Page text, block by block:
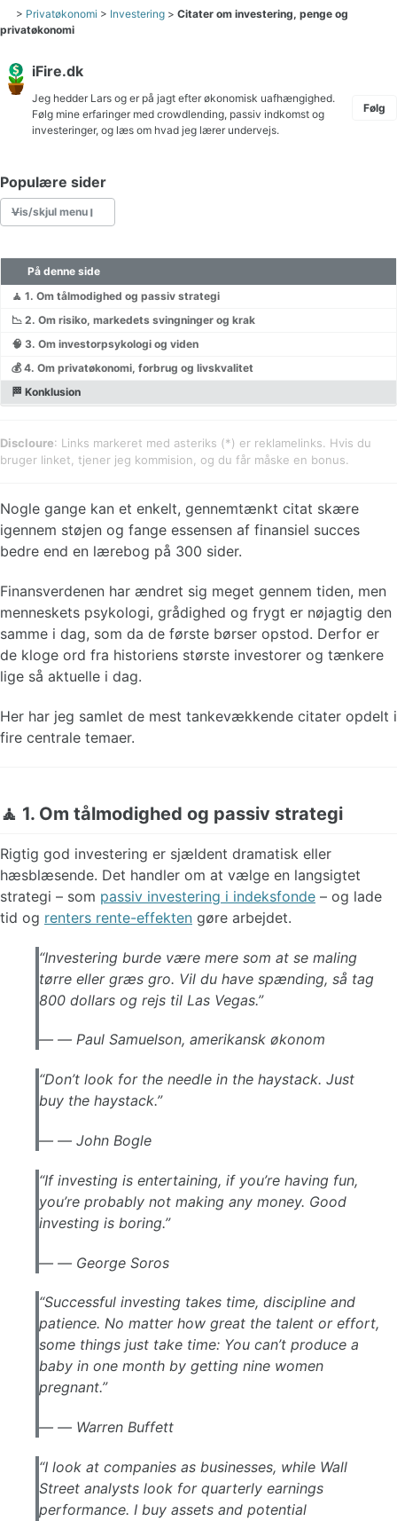
> Privatøkonomi > Investering > Citater om investering, penge og
privatøkonomi
iFire.dk
Jeg hedder Lars og er på jagt efter økonomisk uafhængighed.
Følg mine erfaringer med crowdlending, passiv indkomst og
investeringer, og læs om hvad jeg lærer undervejs.
Følg
Populære sider
Vis/skjul menu
Skat af aktier lagerbeskatning eller realisationsbeskatning
Crowdlending Danmark
På denne side
🧘 1. Om tålmodighed og passiv strategi
📉 2. Om risiko, markedets svingninger og krak
🧠 3. Om investorpsykologi og viden
💰 4. Om privatøkonomi, forbrug og livskvalitet
🏁 Konklusion
Discloure: Links markeret med asteriks (*) er reklamelinks. Hvis du
bruger linket, tjener jeg kommision, og du får måske en bonus.
Nogle gange kan et enkelt, gennemtænkt citat skære
igennem støjen og fange essensen af finansiel succes
bedre end en lærebog på 300 sider.
Finansverdenen har ændret sig meget gennem tiden, men
menneskets psykologi, grådighed og frygt er nøjagtig den
samme i dag, som da de første børser opstod. Derfor er
de kloge ord fra historiens største investorer og tænkere
lige så aktuelle i dag.
Her har jeg samlet de mest tankevækkende citater opdelt i
fire centrale temaer.
🧘 1. Om tålmodighed og passiv strategi
Rigtig god investering er sjældent dramatisk eller
hæsblæsende. Det handler om at vælge en langsigtet
strategi – som passiv investering i indeksfonde – og lade
tid og renters rente-effekten gøre arbejdet.
“Investering burde være mere som at se maling
tørre eller græs gro. Vil du have spænding, så tag
800 dollars og rejs til Las Vegas.”
— Paul Samuelson, amerikansk økonom
“Don’t look for the needle in the haystack. Just
buy the haystack.”
— John Bogle
“If investing is entertaining, if you’re having fun,
you’re probably not making any money. Good
investing is boring.”
— George Soros
“Successful investing takes time, discipline and
patience. No matter how great the talent or effort,
some things just take time: You can’t produce a
baby in one month by getting nine women
pregnant.”
— Warren Buffett
“I look at companies as businesses, while Wall
Street analysts look for quarterly earnings
performance. I buy assets and potential